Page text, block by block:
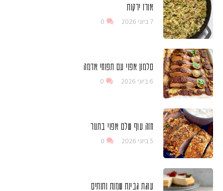
אורז ירקות
7 ביוני 2026 0
סלמון אפוי עם תפוחי אדמה
6 ביוני 2026 0
חזה עוף שלם אפוי בתנור
5 ביוני 2026 0
עוגת גבינת שמנת ותותים